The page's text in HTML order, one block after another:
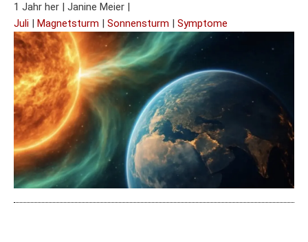
1 Jahr her | Janine Meier |
Juli | Magnetsturm | Sonnensturm | Symptome